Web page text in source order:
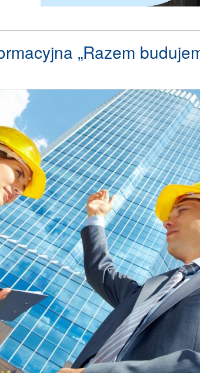
„Razem